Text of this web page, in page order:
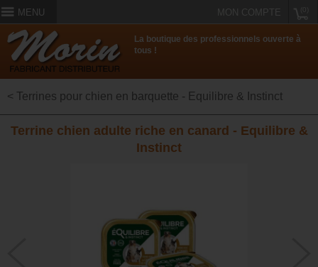
MENU MON COMPTE
La boutique des professionnels ouverte à
tous !
< Terrines pour chien en barquette - Equilibre & Instinct
Terrine chien adulte riche en canard - Equilibre &
Instinct